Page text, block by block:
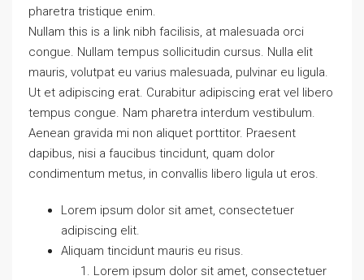
pharetra tristique enim.
Nullam this is a link nibh facilisis, at malesuada orci
congue. Nullam tempus sollicitudin cursus. Nulla elit
mauris, volutpat eu varius malesuada, pulvinar eu ligula.
Ut et adipiscing erat. Curabitur adipiscing erat vel libero
tempus congue. Nam pharetra interdum vestibulum.
Aenean gravida mi non aliquet porttitor. Praesent
dapibus, nisi a faucibus tincidunt, quam dolor
condimentum metus, in convallis libero ligula ut eros.
Lorem ipsum dolor sit amet, consectetuer
adipiscing elit.
Aliquam tincidunt mauris eu risus.
Lorem ipsum dolor sit amet, consectetuer